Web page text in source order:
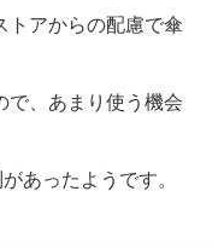
トアからの配慮で傘
で、あまり使う機会
あったようです。